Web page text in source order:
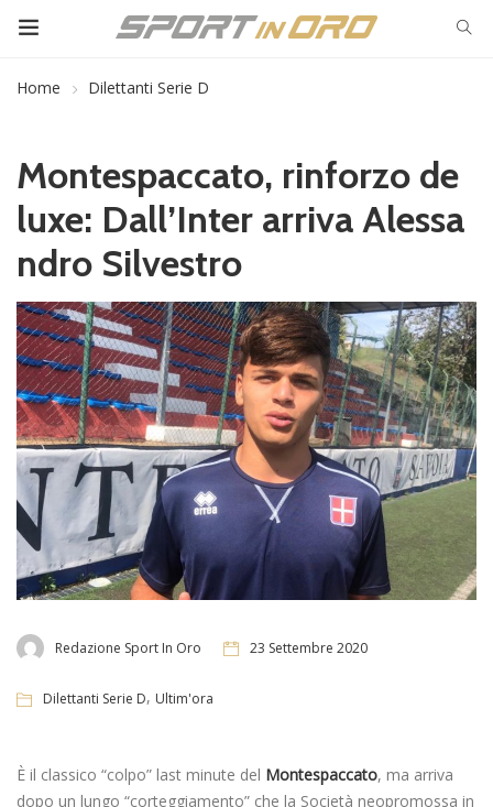
Home Dilettanti Serie D
Montespaccato, rinforzo de
luxe: Dall’Inter arriva Alessa
ndro Silvestro
Redazione Sport In Oro 23 Settembre 2020
Dilettanti Serie D, Ultim'ora
È il classico “colpo” last minute del Montespaccato, ma arriva
dopo un lungo “corteggiamento” che la Società neopromossa in